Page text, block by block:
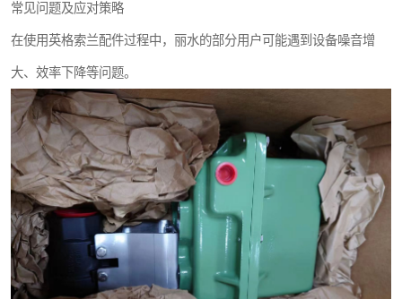
常见问题及应对策略
在使用英格索兰配件过程中，丽水的部分用户可能遇到设备噪音增
大、效率下降等问题。